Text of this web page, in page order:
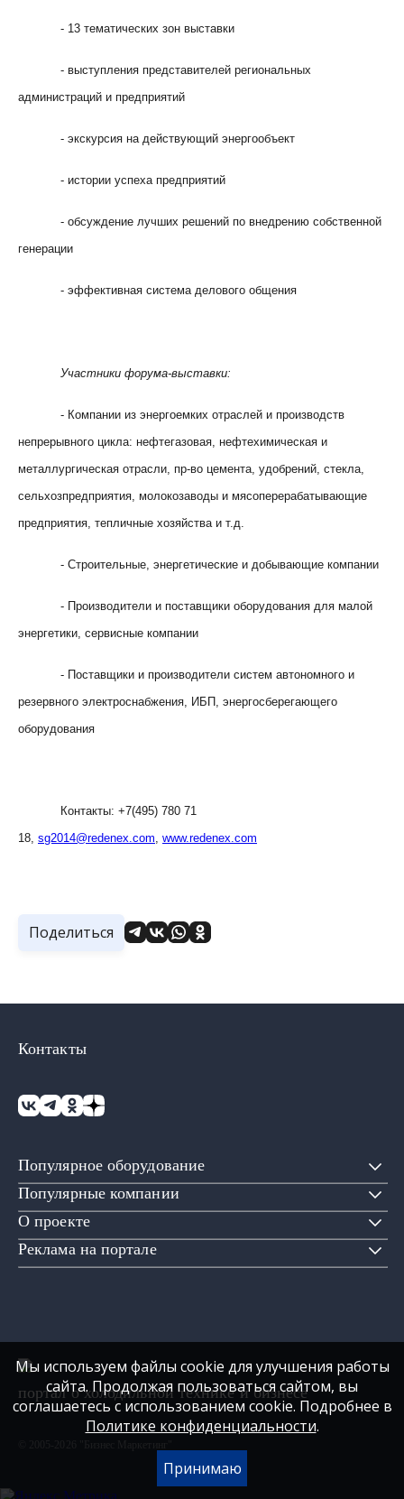
- 13 тематических зон выставки
- выступления представителей региональных
администраций и предприятий
- экскурсия на действующий энергообъект
- истории успеха предприятий
- обсуждение лучших решений по внедрению собственной
генерации
- эффективная система делового общения
Участники форума-выставки:
- Компании из энергоемких отраслей и производств
непрерывного цикла: нефтегазовая, нефтехимическая и
металлургическая отрасли, пр-во цемента, удобрений, стекла,
сельхозпредприятия, молокозаводы и мясоперерабатывающие
предприятия, тепличные хозяйства и т.д.
- Строительные, энергетические и добывающие компании
- Производители и поставщики оборудования для малой
энергетики, сервисные компании
- Поставщики и производители систем автономного и
резервного электроснабжения, ИБП, энергосберегающего
оборудования
Контакты: +7(495) 780 71
18, sg2014@redenex.com www.redenex.com
Поделиться
Популярное оборудование
Популярные компании
О проекте
Реклама на портале
Контакты
портал о холодильной технике и бизнесе
Мы используем файлы cookie для улучшения работы
сайта. Продолжая пользоваться сайтом, вы
соглашаетесь с использованием cookie. Подробнее в
Политике конфиденциальности.
Принимаю